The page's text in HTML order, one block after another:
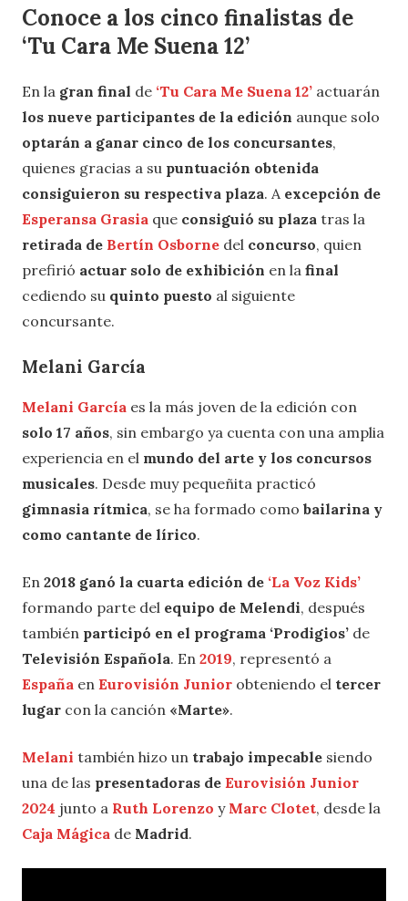
Conoce a los cinco finalistas de
‘Tu Cara Me Suena 12’
En la gran final de ‘Tu Cara Me Suena 12’ actuarán
los nueve participantes de la edición aunque solo
optarán a ganar cinco de los concursantes,
quienes gracias a su puntuación obtenida
consiguieron su respectiva plaza. A excepción de
Esperansa Grasia que consiguió su plaza tras la
retirada de Bertín Osborne del concurso, quien
prefirió actuar solo de exhibición en la final
cediendo su quinto puesto al siguiente
concursante.
Melani García
Melani García es la más joven de la edición con
solo 17 años, sin embargo ya cuenta con una amplia
experiencia en el mundo del arte y los concursos
musicales. Desde muy pequeñita practicó
gimnasia rítmica, se ha formado como bailarina y
como cantante de lírico.
En 2018 ganó la cuarta edición de ‘La Voz Kids’
formando parte del equipo de Melendi, después
también participó en el programa ‘Prodigios’ de
Televisión Española. En 2019, representó a
España en Eurovisión Junior obteniendo el tercer
lugar con la canción «Marte».
Melani también hizo un trabajo impecable siendo
una de las presentadoras de Eurovisión Junior
2024 junto a Ruth Lorenzo y Marc Clotet, desde la
Caja Mágica de Madrid.